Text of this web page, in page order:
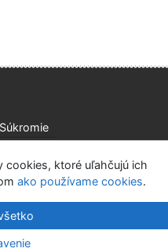
Súkromie
knižnica pri Technickej
cookies, ktoré uľahčujú ich
ako používame cookies.